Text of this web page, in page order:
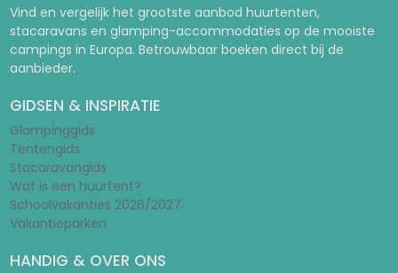
Vind en vergelijk het grootste aanbod huurtenten,
stacaravans en glamping-accommodaties op de mooiste
campings in Europa. Betrouwbaar boeken direct bij de
aanbieder.
GIDSEN & INSPIRATIE
Glampinggids
Tentengids
Stacaravangids
Wat is een huurtent?
Schoolvakanties 2026/2027
Vakantieparken
HANDIG & OVER ONS